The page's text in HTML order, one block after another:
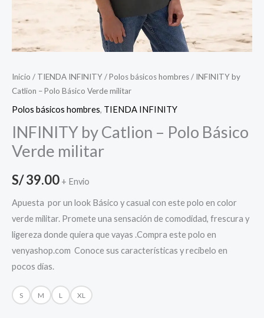
Inicio / TIENDA INFINITY/Polos básicos hombres/ INFINITY by
Catlion – Polo Básico Verde militar
Polos básicos hombres, TIENDA INFINITY
INFINITY by Catlion – Polo Básico
Verde militar
S/39.00 + Envio
Apuesta por un look Básico y casual con este polo en color
verde militar. Promete una sensación de comodidad, frescura y
ligereza donde quiera que vayas .Compra este polo en
venyashop.com Conoce sus características y recíbelo en
pocos días.
S M L XL